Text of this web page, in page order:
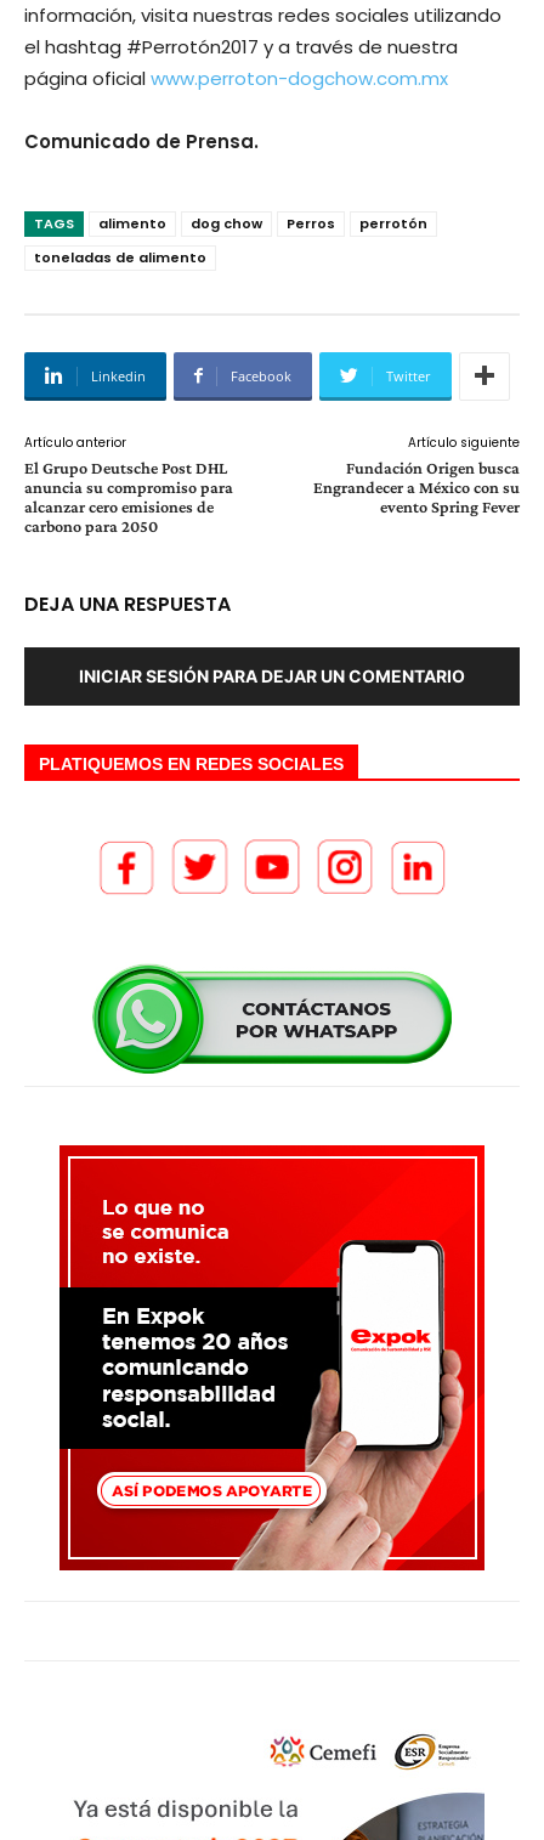
información, visita nuestras redes sociales utilizando
el hashtag #Perrotón2017 y a través de nuestra
página oficialwww.perroton-dogchow.com.mx
Comunicado de Prensa.
TAGS alimento dog chow Perros
perrotón
toneladas de alimento
Linkedin Facebook Twitter
Artículo anterior
El Grupo Deutsche Post DHL
anuncia su compromiso para
alcanzar cero emisiones de
carbono para 2050
Artículo siguiente
Fundación Origen busca
Engrandecer a México con su
evento Spring Fever
DEJA UNA RESPUESTA
INICIAR SESIÓN PARA DEJAR UN COMENTARIO
PLATIQUEMOS EN REDES SOCIALES